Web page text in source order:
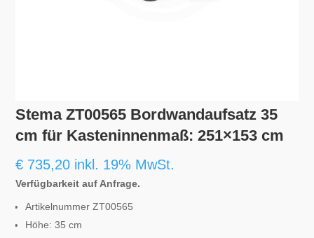
Stema ZT00565 Bordwandaufsatz 35
cm für Kasteninnenmaß: 251×153 cm
€ 735,20 inkl. 19% MwSt.
Verfügbarkeit auf Anfrage.
Artikelnummer ZT00565
Höhe: 35 cm